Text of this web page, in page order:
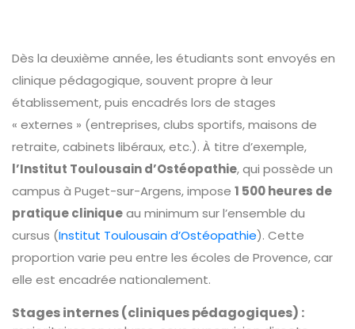
Dès la deuxième année, les étudiants sont envoyés en
clinique pédagogique, souvent propre à leur
établissement, puis encadrés lors de stages
« externes » (entreprises, clubs sportifs, maisons de
retraite, cabinets libéraux, etc.). À titre d’exemple,
l’Institut Toulousain d’Ostéopathie, qui possède un
campus à Puget-sur-Argens, impose 1 500 heures de
pratique cliniqueau minimum sur l’ensemble du
cursus (Institut Toulousain d’Ostéopathie). Cette
proportion varie peu entre les écoles de Provence, car
elle est encadrée nationalement.
Stages internes (cliniques pédagogiques) :